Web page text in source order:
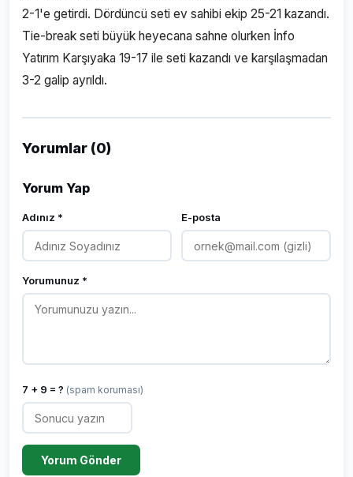
2-1'e getirdi. Dördüncü seti ev sahibi ekip 25-21 kazandı.
Tie-break seti büyük heyecana sahne olurken İnfo
Yatırım Karşıyaka 19-17 ile seti kazandı ve karşılaşmadan
3-2 galip ayrıldı.
Yorumlar (0)
Yorum Yap
Adınız * E-posta
Yorumunuz *
7 + 9 = ? (spam koruması)
Yorum Gönder